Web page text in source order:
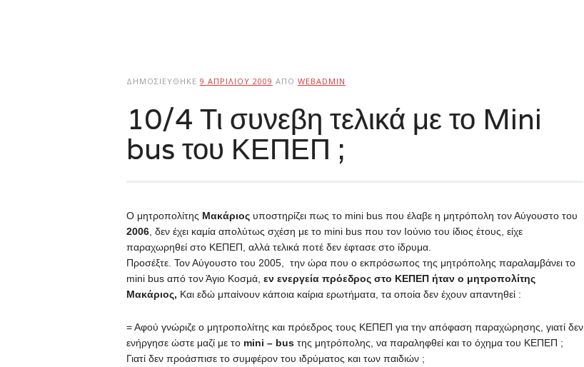
ΔΗΜΟΣΙΕΎΘΗΚΕ 9 ΑΠΡΙΛΊΟΥ 2009 ΑΠΌ WEBADMIN
10/4 Τι συνεβη τελικά με το Mini
bus του ΚΕΠΕΠ ;
Ο μητροπολίτης Μακάριοςυποστηρίζει πως το mini bus που έλαβε η μητρόπολη τον Αύγουστο του
2006, δεν έχει καμία απολύτως σχέση με το mini bus που τον Ιούνιο του ίδιος έτους, είχε
παραχωρηθεί στο ΚΕΠΕΠ, αλλά τελικά ποτέ δεν έφτασε στο ίδρυμα.
Προσέξτε. Τον Αύγουστο του 2005, την ώρα που ο εκπρόσωπος της μητρόπολης παραλαμβάνει το
mini bus από τον Άγιο Κοσμά, εν ενεργεία πρόεδρος στο ΚΕΠΕΠ ήταν ο μητροπολίτης
Μακάριος, Και εδώ μπαίνουν κάποια καίρια ερωτήματα, τα οποία δεν έχουν απαντηθεί :
= Αφού γνώριζε o μητροπολίτης και πρόεδρος τους ΚΕΠΕΠ για την απόφαση παραχώρησης, γιατί δεν
ενήργησε ώστε μαζί με το mini – bus της μητρόπολης, να παραληφθεί και το όχημα του ΚΕΠΕΠ ;
Γιατί δεν προάσπισε το συμφέρον του ιδρύματος και των παιδιών ;